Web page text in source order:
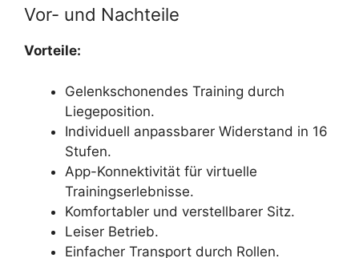
Vor- und Nachteile
Vorteile:
Gelenkschonendes Training durch
Liegeposition.
Individuell anpassbarer Widerstand in 16
Stufen.
App-Konnektivität für virtuelle
Trainingserlebnisse.
Komfortabler und verstellbarer Sitz.
Leiser Betrieb.
Einfacher Transport durch Rollen.